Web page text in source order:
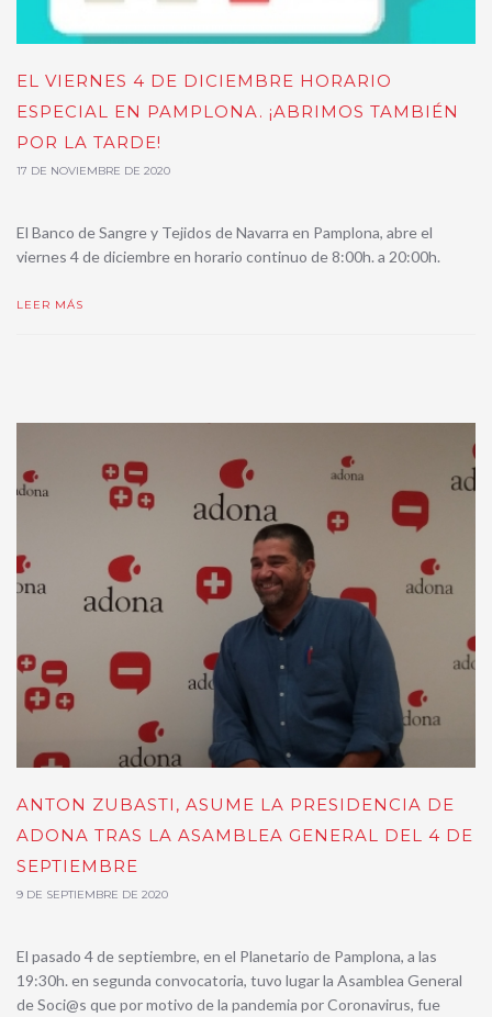
EL VIERNES 4 DE DICIEMBRE HORARIO
ESPECIAL EN PAMPLONA. ¡ABRIMOS TAMBIÉN
POR LA TARDE!
17 DE NOVIEMBRE DE 2020
El Banco de Sangre y Tejidos de Navarra en Pamplona, abre el
viernes 4 de diciembre en horario continuo de 8:00h. a 20:00h.
LEER MÁS
ANTON ZUBASTI, ASUME LA PRESIDENCIA DE
ADONA TRAS LA ASAMBLEA GENERAL DEL 4 DE
SEPTIEMBRE
9 DE SEPTIEMBRE DE 2020
El pasado 4 de septiembre, en el Planetario de Pamplona, a las
19:30h. en segunda convocatoria, tuvo lugar la Asamblea General
de Soci@s que por motivo de la pandemia por Coronavirus, fue